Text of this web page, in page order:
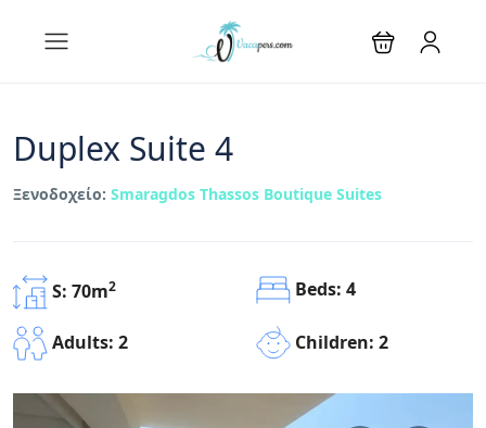
Duplex Suite 4
Ξενοδοχείο: Smaragdos Thassos Boutique Suites
S: 70m2 Beds: 4
Adults: 2 Children: 2